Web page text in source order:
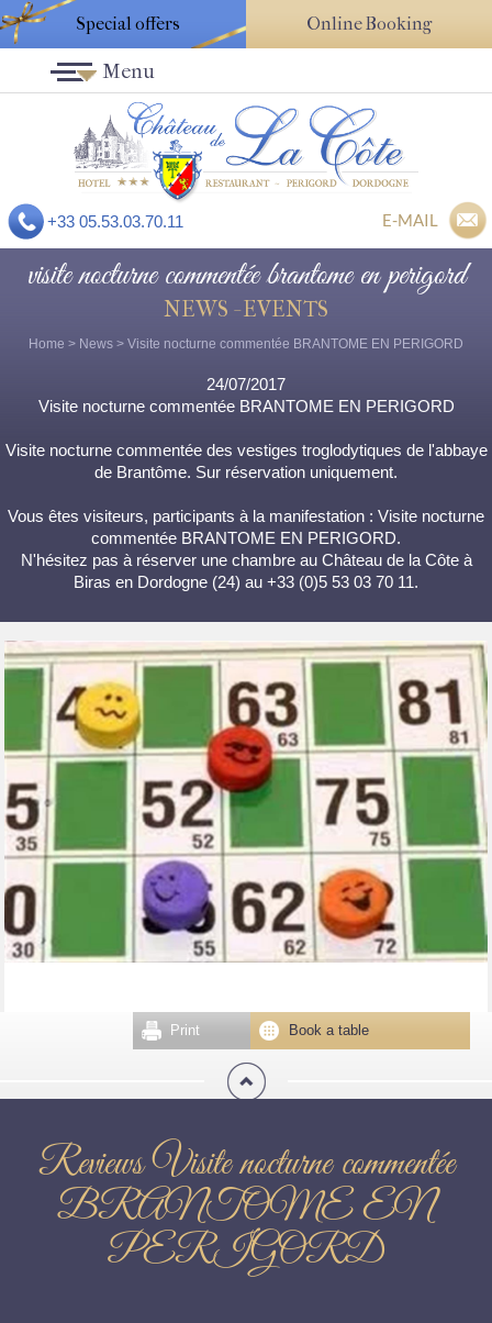
Special offers Online Booking
+33 05.53.03.70.11 E-MAIL
Menu
visite nocturne commentée brantome en perigord
NEWS - EVENTS
Home > News > Visite nocturne commentée BRANTOME EN PERIGORD
24/07/2017
Visite nocturne commentée BRANTOME EN PERIGORD
Visite nocturne commentée des vestiges troglodytiques de l'abbaye
de Brantôme. Sur réservation uniquement.
Vous êtes visiteurs, participants à la manifestation : Visite nocturne
commentée BRANTOME EN PERIGORD.
N'hésitez pas à réserver une chambre au Château de la Côte à
Biras en Dordogne (24) au +33 (0)5 53 03 70 11.
Book a table
Print
Reviews Visite nocturne commentée
BRANTOME EN
PERIGORD